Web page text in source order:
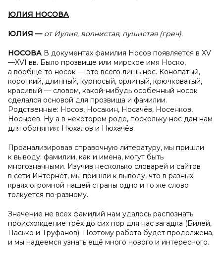
ЮЛИЯ НОСОВА
ЮЛИЯ — от Иулия, волнистая, пушистая (греч).
НОСОВА В документах фамилия Носов появляется в XV
—XVI вв. Было прозвище или мирское имя Носко,
а вообще-то носок — это всего лишь нос. Конопатый,
короткий, длинный, курносый, орлиный, крючковатый,
красивый — словом, какой-нибудь особенный носок
сделался основой для прозвища и фамилии.
Родственные: Носов, Носакин, Носачёв, Носенков,
Носырев. Ну а в некотором роде, поскольку нос дан нам
для обоняния: Нюхалов и Нюхачёв.
Проанализировав справочную литературу, мы пришли
к выводу: фамилии, как и имена, могут быть
многозначными. Изучив несколько словарей и сайтов
в сети Интернет, мы пришли к выводу, что в разных
краях огромной нашей страны одно и то же слово
толкуется по-разному.
Значение не всех фамилий нам удалось распознать.
происхождение трёх до сих пор для нас загадка (Билей,
Пасько и Труфанов). Поэтому работа будет продолжена,
и мы надеемся узнать ещё много нового и интересного.